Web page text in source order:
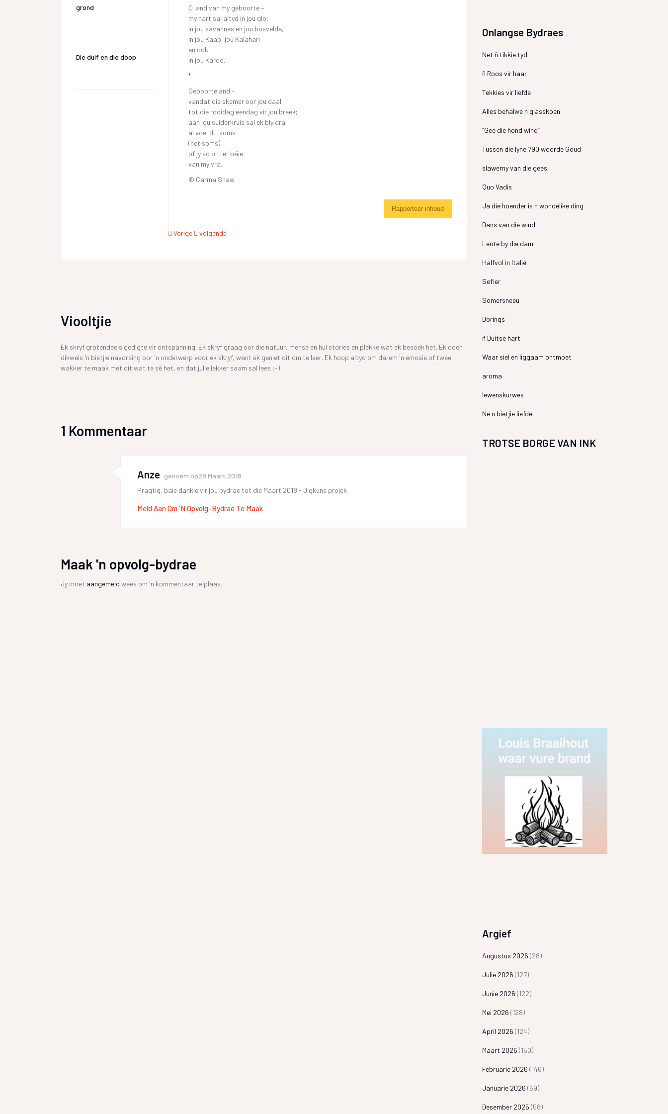
grond
Die duif en die doop
O land van my geboorte –
my hart sal altyd in jou glo;
in jou savannes en jou bosvelde,
in jou Kaap, jou Kalahari
en óók
in jou Karoo.
*
Geboorteland –
vandat die skemer oor jou daal
tot die rooidag eendag vir jou breek;
aan jou suiderkruis sal ek bly dra
al voel dit soms
(net soms)
of jy so bitter báie
van my vra.
© Carma Shaw
Rapporteer inhoud
Vorige volgende
Viooltjie
Ek skryf grotendeels gedigte vir ontspanning. Ek skryf graag oor die natuur, mense en hul stories en plekke wat ek besoek het. Ek doen
dikwels 'n bietjie navorsing oor 'n onderwerp voor ek skryf, want ek geniet dit om te leer. Ek hoop altyd om darem 'n emosie of twee
wakker te maak met dit wat te sê het, en dat julle lekker saam sal lees :-)
1 Kommentaar
Anze genoem op28 Maart 2018
Pragtig, baie dankie vir jou bydrae tot die Maart 2018 - Digkuns projek
Meld Aan Om 'n Opvolg-Bydrae Te Maak
Maak 'n opvolg-bydrae
Jy moet aangemeld wees om 'n kommentaar te plaas.
Onlangse Bydraes
Net ñ tikkie tyd
ñ Roos vir haar
Tekkies vir liefde
Alles behalwe n glasskoen
“Gee die hond wind”
Tussen die lyne 790 woorde Goud
slawerny van die gees
Quo Vadis
Ja die hoender is n wondelike ding
Dans van die wind
Lente by die dam
Halfvol in Italië
Sefier
Somersneeu
Dorings
ñ Duitse hart
Waar siel en liggaam ontmoet
aroma
lewenskurwes
Ne n bietjie liefde
TROTSE BORGE VAN INK
Argief
Augustus 2026 (28)
Julie 2026 (127)
Junie 2026 (122)
Mei 2026 (128)
April 2026 (124)
Maart 2026 (150)
Februarie 2026 (146)
Januarie 2026 (69)
Desember 2025 (58)